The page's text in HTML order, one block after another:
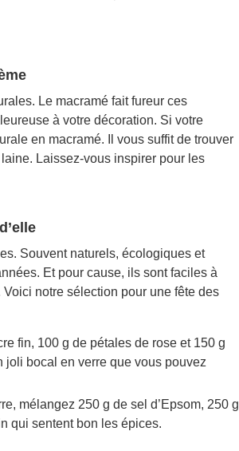
Le macramé fait fureur ces
à votre décoration. Si votre
en macramé. Il vous suffit de trouver
Laissez-vous inspirer pour les
Souvent naturels, écologiques et
Et pour cause, ils sont faciles à
notre sélection pour une fête des
fin, 100 g de pétales de rose et 150 g
joli bocal en verre que vous pouvez
mélangez 250 g de sel d’Epsom, 250 g
qui sentent bon les épices.